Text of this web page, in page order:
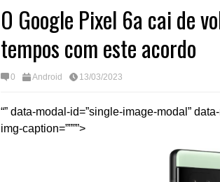
O Google Pixel 6a cai de
tempos com este acordo
0 Android 13/03/2023
“” data-modal-id=”single-image-modal”
img-caption=””””>